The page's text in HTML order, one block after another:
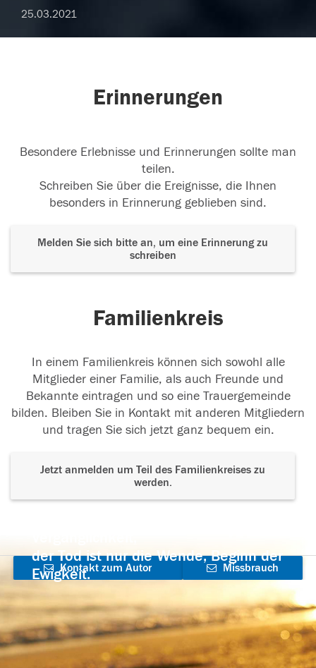
25.03.2021
Erinnerungen
Besondere Erlebnisse und Erinnerungen sollte man
teilen.
Schreiben Sie über die Ereignisse, die Ihnen
besonders in Erinnerung geblieben sind.
Melden Sie sich bitte an, um eine Erinnerung zu
schreiben
Familienkreis
In einem Familienkreis können sich sowohl alle
Mitglieder einer Familie, als auch Freunde und
Bekannte eintragen und so eine Trauergemeinde
bilden. Bleiben Sie in Kontakt mit anderen Mitgliedern
und tragen Sie sich jetzt ganz bequem ein.
Jetzt anmelden um Teil des Familienkreises zu
werden.
der Tod ist nur die Wende, Beginn der
Ewigkeit.
Kontakt zum Autor
aufnehmen
Missbrauch